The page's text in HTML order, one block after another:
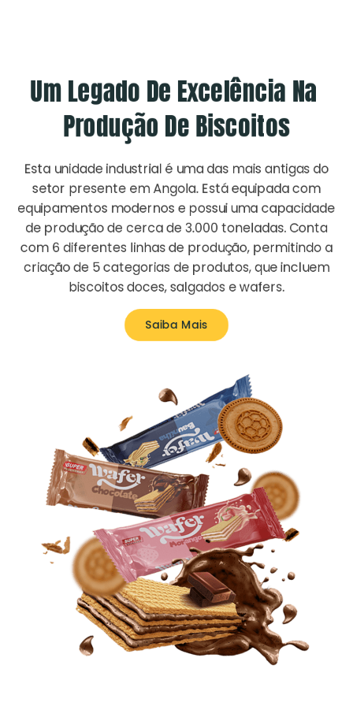
Um Legado De Excelência Na
Produção De Biscoitos
Esta unidade industrial é uma das mais antigas do
setor presente em Angola. Está equipada com
equipamentos modernos e possui uma capacidade
de produção de cerca de 3.000 toneladas. Conta
com 6 diferentes linhas de produção, permitindo a
criação de 5 categorias de produtos, que incluem
biscoitos doces, salgados e wafers.
Saiba Mais